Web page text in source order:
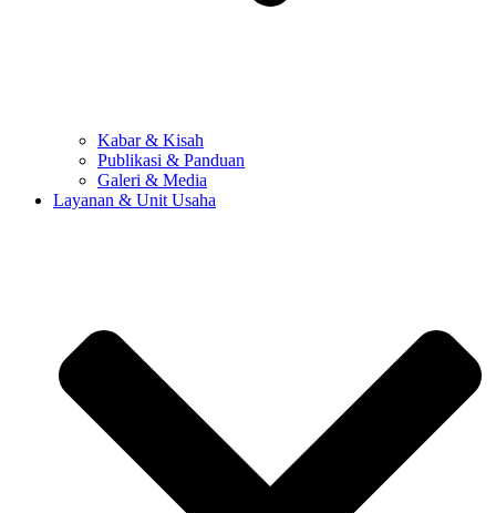
Kabar & Kisah
Publikasi & Panduan
Galeri & Media
Layanan & Unit Usaha